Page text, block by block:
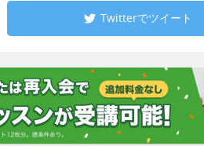
Twitterでツイート